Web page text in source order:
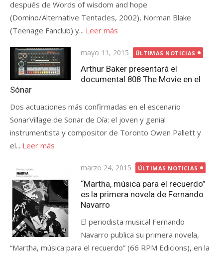
después de Words of wisdom and hope
(Domino/Alternative Tentacles, 2002), Norman Blake
(Teenage Fanclub) y... Leer más
Publicada
el
mayo 11, 2015 ÚLTIMAS NOTICIAS
Arthur Baker presentará el
documental 808 The Movie en el
Sónar
Dos actuaciones más confirmadas en el escenario
SonarVillage de Sonar de Día: el joven y genial
instrumentista y compositor de Toronto Owen Pallett y
el... Leer más
Publicada
el
marzo 24, 2015 ÚLTIMAS NOTICIAS
“Martha, música para el recuerdo”
es la primera novela de Fernando
Navarro
El periodista musical Fernando
Navarro publica su primera novela,
“Martha, música para el recuerdo” (66 RPM Edicions), en la